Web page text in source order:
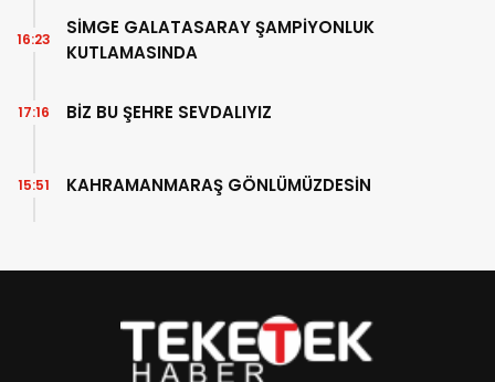
SİMGE GALATASARAY ŞAMPİYONLUK
KUTLAMASINDA
16:23
BİZ BU ŞEHRE SEVDALIYIZ
17:16
KAHRAMANMARAŞ GÖNLÜMÜZDESİN
15:51